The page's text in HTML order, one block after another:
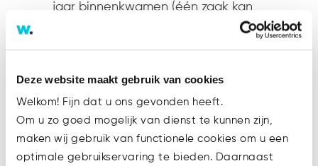
Deze website maakt gebruik van cookies
Welkom! Fijn dat u ons gevonden heeft.
Om u zo goed mogelijk van dienst te kunnen zijn,
maken wij gebruik van functionele cookies om u een
optimale gebruikservaring te bieden. Daarnaast
jaar binnenkwamen (één zaak kan
dus meerdere uitspraken opleveren),
Van deze 98 zaken eindigden er 27
in een homologatie; 22 keer betrof
het een reorganisatieakkoord en vijf
keer een liquidatieakkoord. In tien
zaken werd de homologatie